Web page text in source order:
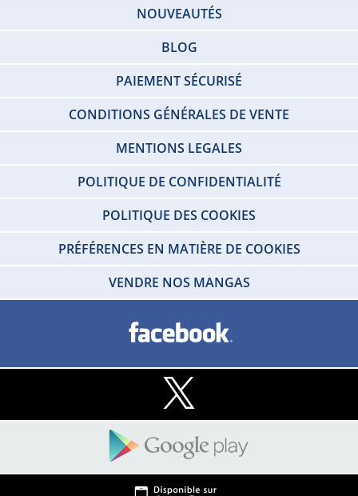
NOUVEAUTÉS
BLOG
PAIEMENT SÉCURISÉ
CONDITIONS GÉNÉRALES DE VENTE
MENTIONS LEGALES
POLITIQUE DE CONFIDENTIALITÉ
POLITIQUE DES COOKIES
PRÉFÉRENCES EN MATIÈRE DE COOKIES
VENDRE NOS MANGAS